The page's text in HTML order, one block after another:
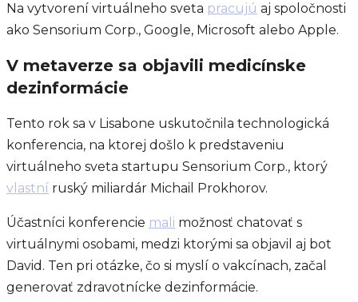
Na vytvorení virtuálneho sveta pracujú aj spoločnosti
ako Sensorium Corp., Google, Microsoft alebo Apple.
V metaverze sa objavili medicínske
dezinformácie
Tento rok sa v Lisabone uskutočnila technologická
konferencia, na ktorej došlo k predstaveniu
virtuálneho sveta startupu Sensorium Corp., ktorý
vlastní ruský miliardár Michail Prokhorov.
Účastníci konferencie mali možnosť chatovať s
virtuálnymi osobami, medzi ktorými sa objavil aj bot
David. Ten pri otázke, čo si myslí o vakcínach, začal
generovať zdravotnícke dezinformácie.